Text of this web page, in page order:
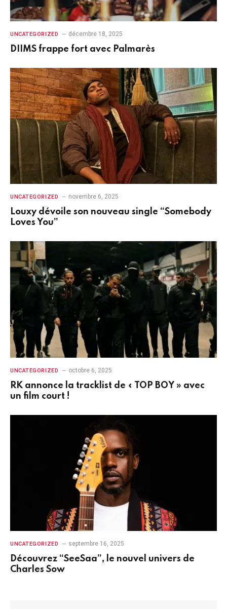
UNCATEGORIZED décembre 18, 2025
DIIMS frappe fort avec Palmarès
UNCATEGORIZED novembre 6, 2025
Louxy dévoile son nouveau single “Somebody
Loves You”
UNCATEGORIZED octobre 6, 2025
RK annonce la tracklist de « TOP BOY » avec
un film court !
UNCATEGORIZED septembre 16, 2025
Découvrez “SeeSaa”, le nouvel univers de
Charles Sow